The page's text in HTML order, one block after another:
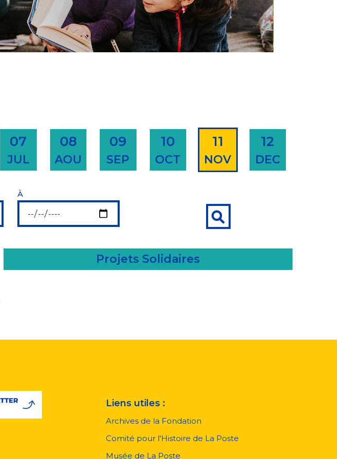
07
JUL
08
AOU
09
SEP
10
OCT
11
NOV
12
DEC
À
Projets Solidaires
Liens utiles :
Archives de la Fondation
Comité pour l'Histoire de La Poste
Musée de La Poste